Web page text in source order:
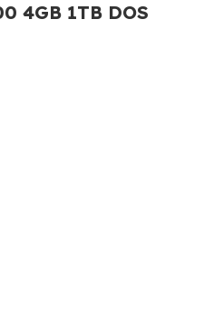
4GB 1TB DOS